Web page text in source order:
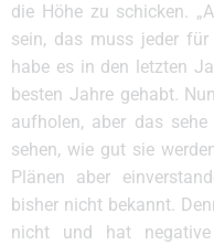
die Höhe zu schicken.
sein, das muss jeder
habe es in den letzten
besten Jahre gehabt.
aufholen, aber das
sehen, wie gut sie
Plänen aber
bisher nicht bekannt.
nicht und hat